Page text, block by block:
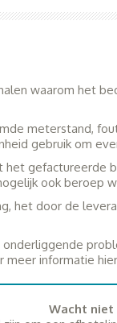
waarom het
meterstand,
gebruik om
gefactureerde
ook beroep
het door de
informatie
Wacht niet